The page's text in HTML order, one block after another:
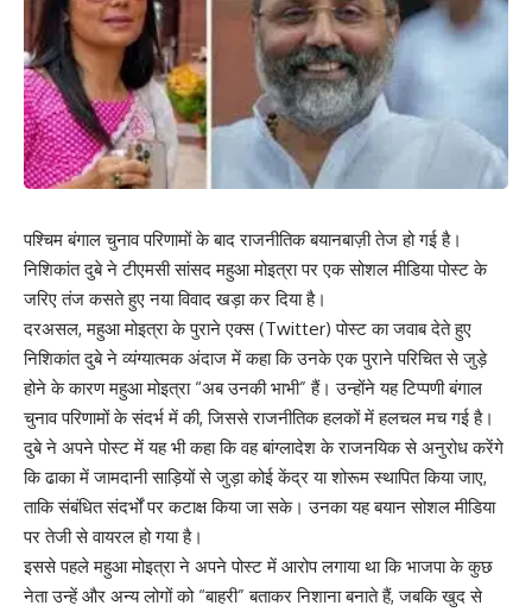
पश्चिम बंगाल चुनाव परिणामों के बाद राजनीतिक बयानबाज़ी तेज हो गई है।
निशिकांत दुबे ने टीएमसी सांसद महुआ मोइत्रा पर एक सोशल मीडिया पोस्ट के
जरिए तंज कसते हुए नया विवाद खड़ा कर दिया है।
दरअसल, महुआ मोइत्रा के पुराने एक्स (Twitter) पोस्ट का जवाब देते हुए
निशिकांत दुबे ने व्यंग्यात्मक अंदाज में कहा कि उनके एक पुराने परिचित से जुड़े
होने के कारण महुआ मोइत्रा “अब उनकी भाभी” हैं। उन्होंने यह टिप्पणी बंगाल
चुनाव परिणामों के संदर्भ में की, जिससे राजनीतिक हलकों में हलचल मच गई है।
दुबे ने अपने पोस्ट में यह भी कहा कि वह बांग्लादेश के राजनयिक से अनुरोध करेंगे
कि ढाका में जामदानी साड़ियों से जुड़ा कोई केंद्र या शोरूम स्थापित किया जाए,
ताकि संबंधित संदर्भों पर कटाक्ष किया जा सके। उनका यह बयान सोशल मीडिया
पर तेजी से वायरल हो गया है।
इससे पहले महुआ मोइत्रा ने अपने पोस्ट में आरोप लगाया था कि भाजपा के कुछ
नेता उन्हें और अन्य लोगों को “बाहरी” बताकर निशाना बनाते हैं, जबकि खुद से